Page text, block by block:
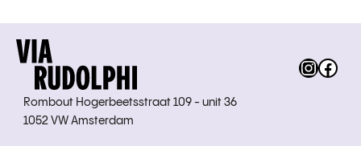
Rombout Hogerbeetsstraat 109 - unit 36
1052 VW Amsterdam